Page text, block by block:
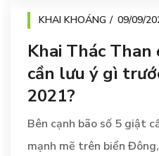
KHAI KHOÁNG 09/09/
Khai Thác Than
cần lưu ý gì
2021?
Bên cạnh bão số 5 giật
mạnh mẽ trên biển